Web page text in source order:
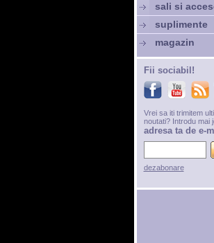
sali si
suplimente
magazin
Fii sociabil!
Vrei sa iti trimitem
noutati? Introdu mai
adresa ta de e-
dezabonare